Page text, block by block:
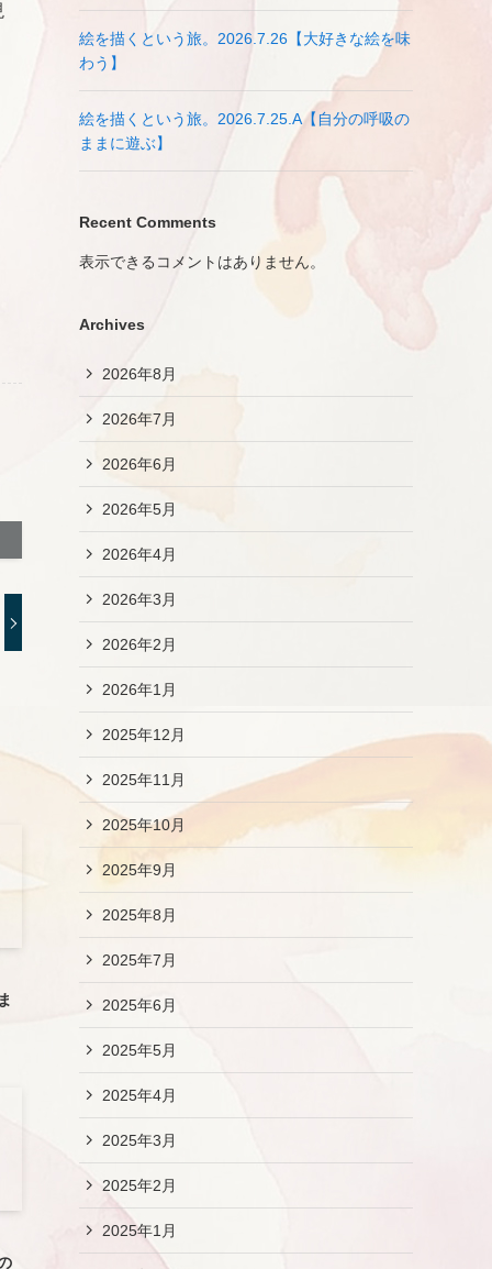
絵を描くという旅。2026.7.26【大好きな絵を味
わう】
絵を描くという旅。2026.7.25.A【自分の呼吸の
ままに遊ぶ】
Recent Comments
表示できるコメントはありません。
Archives
2026年8月
2026年7月
2026年6月
2026年5月
2026年4月
2026年3月
2026年2月
2026年1月
2025年12月
2025年11月
2025年10月
2025年9月
2025年8月
2025年7月
2025年6月
2025年5月
2025年4月
2025年3月
2025年2月
2025年1月